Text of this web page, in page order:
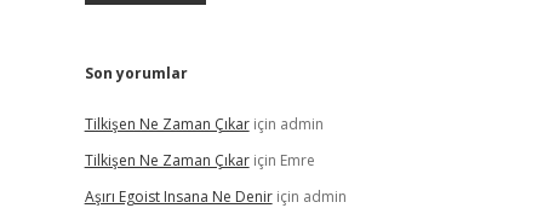
Son yorumlar
Tilkişen Ne Zaman Çıkariçin admin
Tilkişen Ne Zaman Çıkariçin Emre
Aşırı Egoist Insana Ne Deniriçin admin